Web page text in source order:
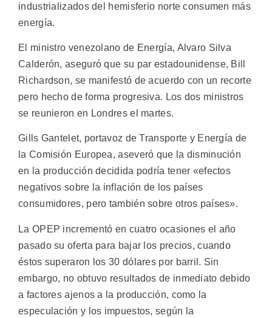
industrializados del hemisferio norte consumen más
energía.
El ministro venezolano de Energía, Alvaro Silva
Calderón, aseguró que su par estadounidense, Bill
Richardson, se manifestó de acuerdo con un recorte
pero hecho de forma progresiva. Los dos ministros
se reunieron en Londres el martes.
Gills Gantelet, portavoz de Transporte y Energía de
la Comisión Europea, aseveró que la disminución
en la producción decidida podría tener «efectos
negativos sobre la inflación de los países
consumidores, pero también sobre otros países».
La OPEP incrementó en cuatro ocasiones el año
pasado su oferta para bajar los precios, cuando
éstos superaron los 30 dólares por barril. Sin
embargo, no obtuvo resultados de inmediato debido
a factores ajenos a la producción, como la
especulación y los impuestos, según la